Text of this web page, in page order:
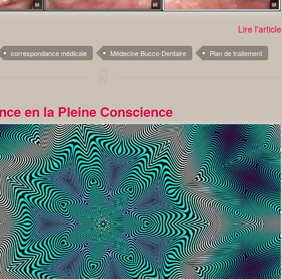
Lire l'article
correspondance médicale Médecine Bucco-Dentaire Plan de traitement
en la Pleine Conscience